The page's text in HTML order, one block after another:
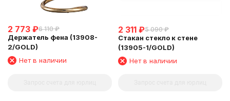
2 773 ₽6 110 ₽
Держатель фена (13908-
2/GOLD)
Нет в наличии
2 311 ₽5 090 ₽
Стакан стекло к стене
(13905-1/GOLD)
Нет в наличии